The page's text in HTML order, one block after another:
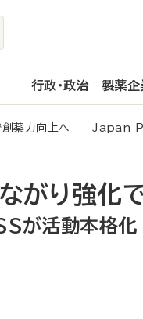
行政・政治 製薬企
創薬力向上へ Japan
がり強化
が活動本格化